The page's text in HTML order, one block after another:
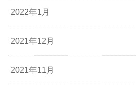
2022年1月
2021年12月
2021年11月